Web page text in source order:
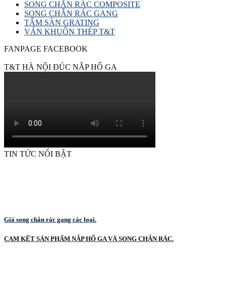
SONG CHẮN RÁC COMPOSITE
SONG CHẮN RÁC GANG
TẤM SÀN GRATING
VÁN KHUÔN THÉP T&T
FANPAGE FACEBOOK
T&T HÀ NỘI ĐÚC NẮP HỐ GA
TIN TỨC NỔI BẬT
Giá song chắn rác gang các loại.
CAM KẾT SẢN PHẨM NẮP HỐ GA VÀ SONG CHẮN RÁC.